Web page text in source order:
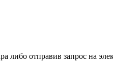
либо отправив запрос на